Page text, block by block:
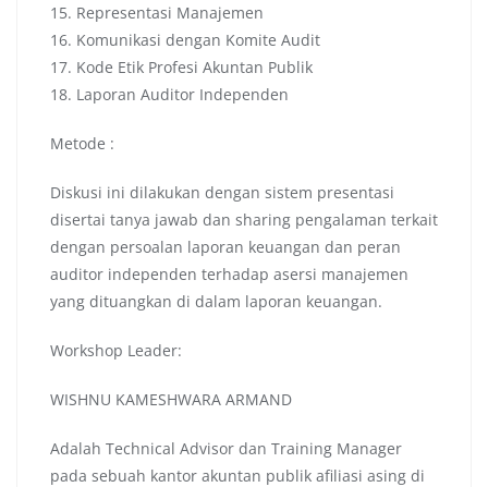
15. Representasi Manajemen
16. Komunikasi dengan Komite Audit
17. Kode Etik Profesi Akuntan Publik
18. Laporan Auditor Independen
Metode :
Diskusi ini dilakukan dengan sistem presentasi
disertai tanya jawab dan sharing pengalaman terkait
dengan persoalan laporan keuangan dan peran
auditor independen terhadap asersi manajemen
yang dituangkan di dalam laporan keuangan.
Workshop Leader:
WISHNU KAMESHWARA ARMAND
Adalah Technical Advisor dan Training Manager
pada sebuah kantor akuntan publik afiliasi asing di